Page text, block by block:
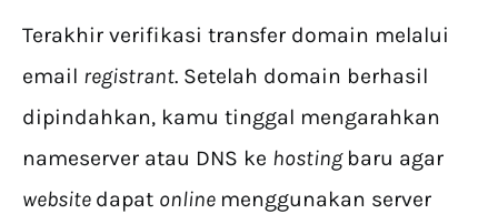
Terakhir verifikasi transfer domain melalui
email registrant. Setelah domain berhasil
dipindahkan, kamu tinggal mengarahkan
nameserver atau DNS ke hosting baru agar
website dapat online menggunakan server